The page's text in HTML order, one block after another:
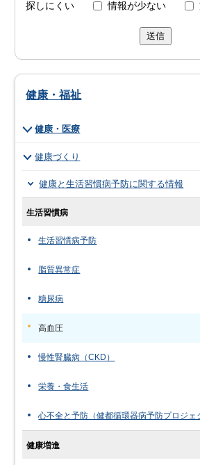
探しにくい
情報が少ない
送信
健康・福祉
健康・医療
健康づくり
健康と生活習慣病予防に関する情報
生活習慣病
生活習慣病予防
脂質異常症
糖尿病
高血圧
慢性腎臓病（CKD）
栄養・食生活
心不全と予防（健都循環器病予防プロジェ
健康増進